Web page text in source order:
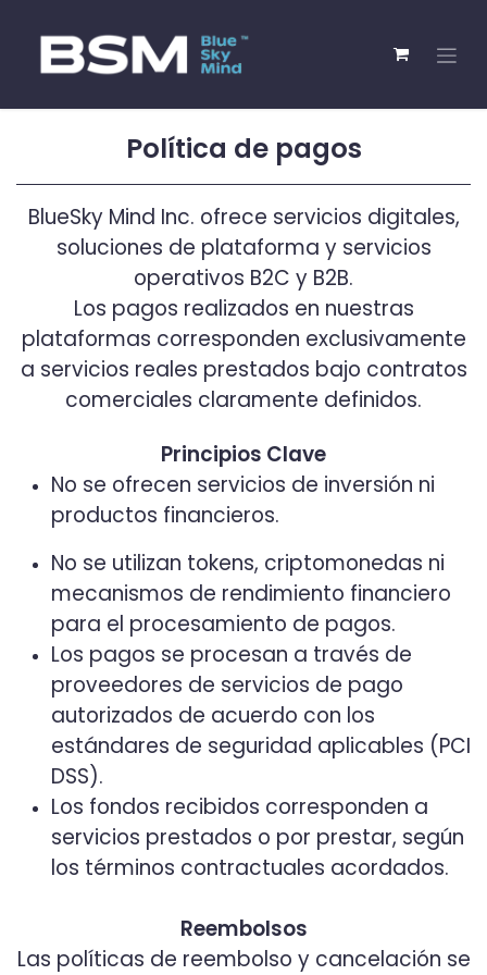
Política de pagos
BlueSky Mind Inc. ofrece servicios digitales,
soluciones de plataforma y servicios
operativos B2C y B2B.
Los pagos realizados en nuestras
plataformas corresponden exclusivamente
a servicios reales prestados bajo contratos
comerciales claramente definidos.
Principios Clave
No se ofrecen servicios de inversión ni
productos financieros.
No se utilizan tokens, criptomonedas ni
mecanismos de rendimiento financiero
para el procesamiento de pagos.
Los pagos se procesan a través de
proveedores de servicios de pago
autorizados de acuerdo con los
estándares de seguridad aplicables (PCI
DSS).
Los fondos recibidos corresponden a
servicios prestados o por prestar, según
los términos contractuales acordados.
Reembolsos
Las políticas de reembolso y cancelación se